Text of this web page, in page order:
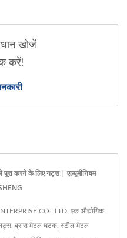
खोजें
करें!
करने के लिए नट्स | एल्यूमीनियम
CO., LTD. एक औद्योगिक
नट्स, ब्रास मेटल घटक, स्टील मेटल